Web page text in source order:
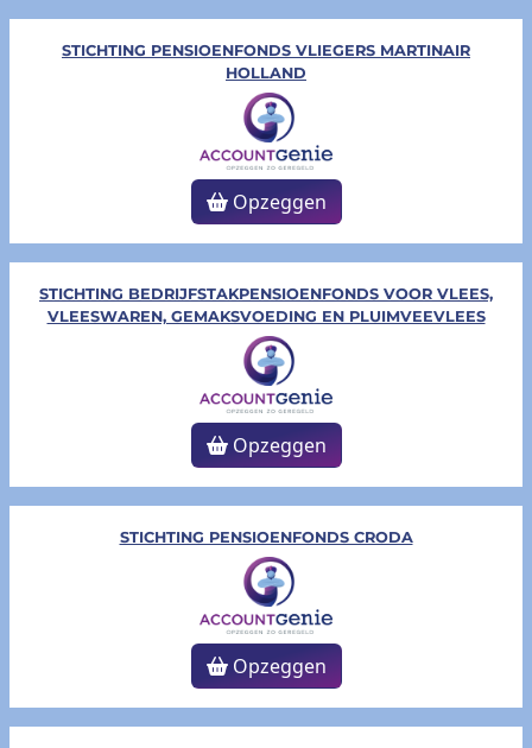
STICHTING PENSIOENFONDS VLIEGERS MARTINAIR
HOLLAND
Opzeggen
STICHTING BEDRIJFSTAKPENSIOENFONDS VOOR VLEES,
VLEESWAREN, GEMAKSVOEDING EN PLUIMVEEVLEES
Opzeggen
STICHTING PENSIOENFONDS CRODA
Opzeggen